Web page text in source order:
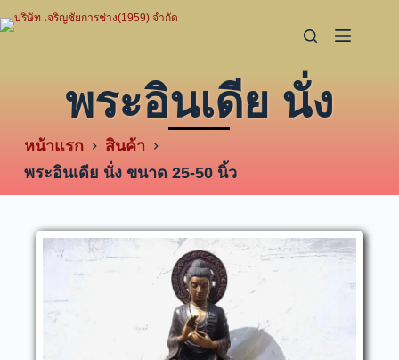
พระอินเดีย นั่ง
หน้าแรก
สินค้า
พระอินเดีย นั่ง ขนาด 25-50 นิ้ว